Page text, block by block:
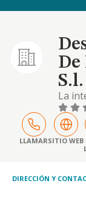
De
S.l.
La
LLAMARSITIO WEB
DIRECCIÓN Y